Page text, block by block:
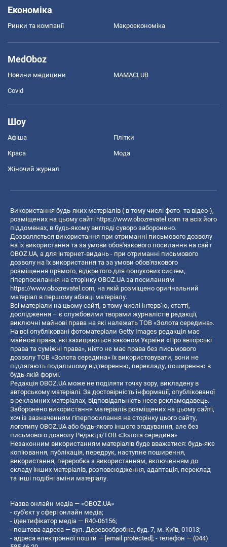
Економіка
Ринки та компанії Макроекономіка
MedOboz
Новини медицини MAMACLUB
Covid
Шоу
Афіша Плітки
Краса Мода
Жіночий журнал
Використання будь-яких матеріалів ( в тому числі фото- та відео-),
розміщених на цьому сайті https://www.obozrevatel.com та всіх його
піддоменах, в будь-якому вигляді суворо заборонено.
Дозволяється використання при отриманні письмового дозволу
на їх використання та за умови обов'язкового посилання на сайт
OBOZ.UA, а для інтернет-видань - при отриманні письмового
дозволу на їх використання та за умови обов'язкового
розміщення прямого, відкритого для пошукових систем,
гіперпосилання на сторінку OBOZ.UA за посиланням
https://www.obozrevatel.com, на якій розміщено оригінальний
матеріал в першому абзаці матеріалу.
Всі матеріали на цьому сайті, в тому числі інтерв’ю, статті,
дослідження – є службовими творами журналістів редакції,
виключні майнові права на які належать ТОВ «Золота середина».
На всі опубліковані фотоматеріали Getty Images редакція має
майнові права, які захищаються законом України «Про авторські
права та суміжні права», ніхто не має права без письмового
дозволу ТОВ «Золота середина» їх використовувати, вони не
підлягають подальшому відтворенню, перекладу, поширенню в
будь-якій формі.
Редакція OBOZ.UA може не поділяти точку зору, викладену в
авторському матеріалі. За достовірність інформації, опублікованої
в рекламних матеріалах, відповідальність несе рекламодавець.
Заборонено використання матеріалів розміщених на цьому сайті,
хоч із зазначенням гіперпосилання на сторінку цього сайту,
логотипу OBOZ.UA або будь-якого іншого згадування, але без
письмового дозволу Редакції/ТОВ «Золота середина»
Незаконним використанням матеріалів буде вважатися: будь-яке
копiювання, публiкацiя, передрук, наступне поширення,
використання, переробка з використанням, включенням до
складу інших матеріалів, розповсюдження, адаптація, переклад
та інші подібні зміни матеріалу.
Назва онлайн медіа — «OBOZ.UA»
- суб'єкт у сфері онлайн медіа;
- ідентифікатор медіа — R40-06156;
- поштова адреса — вул. Деревообробна, буд. 7, м. Київ, 01013;
- адреса електронної пошти — [email protected]; - телефон — (044)